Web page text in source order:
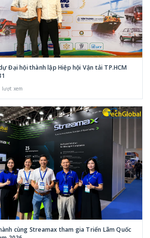
Đại hội thành lập Hiệp hội Vận tải TP.HCM
lượt xem
cùng Streamax tham gia Triển Lãm Quốc